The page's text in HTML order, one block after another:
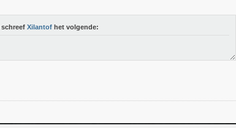
schreef Xilantof het volgende: